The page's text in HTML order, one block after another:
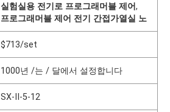
실험실용 전기로 프로그래머블 제어,
프로그래머블 제어 전기 간접가열실 노
$713/set
1000년 /는 / 달에서 설정합니다
SX-II-5-12